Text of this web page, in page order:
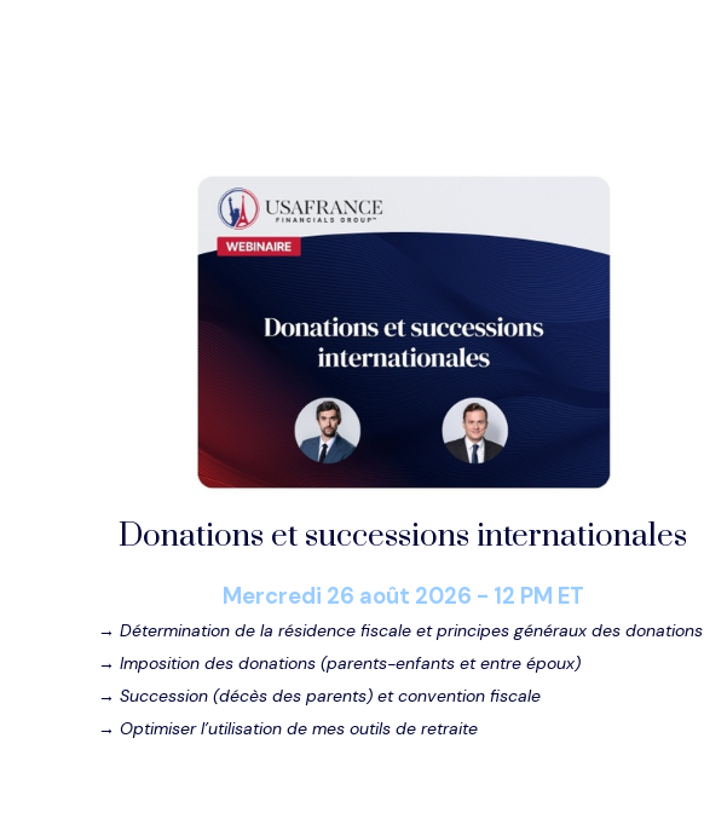
Donations et successions internationales
Mercredi 26 août 2026 - 12 PM ET
→Détermination de la résidence fiscale et principes généraux des donations
→Imposition des donations (parents-enfants et entre époux)
→Succession (décès des parents) et convention fiscale
→Optimiser l’utilisation de mes outils de retraite